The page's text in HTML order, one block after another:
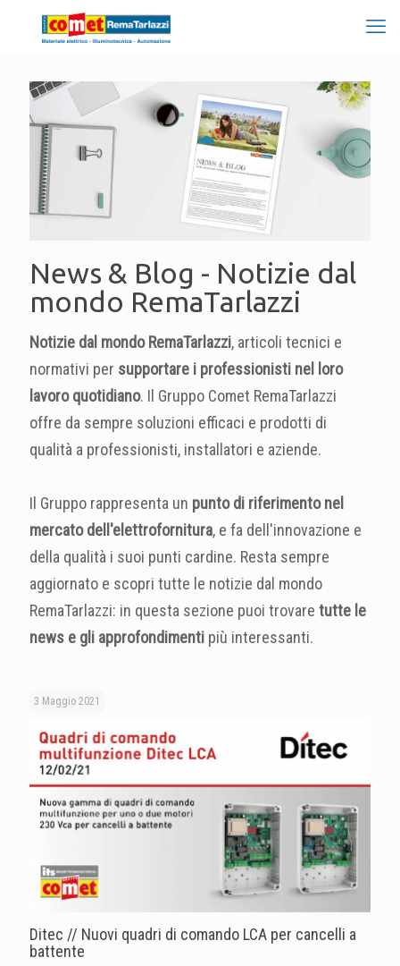
News & Blog - Notizie dal
mondo RemaTarlazzi
Notizie dal mondo RemaTarlazzi, articoli tecnici e
normativi per supportare i professionisti nel loro
lavoro quotidiano. Il Gruppo Comet RemaTarlazzi
offre da sempre soluzioni efficaci e prodotti di
qualità a professionisti, installatori e aziende.
Il Gruppo rappresenta un punto di riferimento nel
mercato dell'elettrofornitura, e fa dell'innovazione e
della qualità i suoi punti cardine. Resta sempre
aggiornato e scopri tutte le notizie dal mondo
RemaTarlazzi: in questa sezione puoi trovare tutte le
news e gli approfondimenti più interessanti.
3 Maggio 2021
Ditec // Nuovi quadri di comando LCA per cancelli a
battente